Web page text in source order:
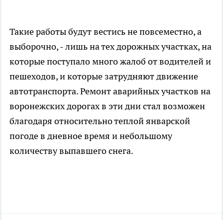
Такие работы будут вестись не повсеместно, а
выборочно, - лишь на тех дорожных участках, на
которые поступало много жалоб от водителей и
пешеходов, и которые затрудняют движение
автотранспорта. Ремонт аварийных участков на
воронежских дорогах в эти дни стал возможен
благодаря относительно теплой январской
погоде в дневное время и небольшому
количеству выпавшего снега.